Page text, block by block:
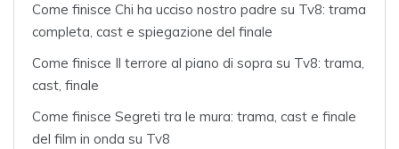
Come finisce Chi ha ucciso nostro padre su Tv8: trama
completa, cast e spiegazione del finale
Come finisce Il terrore al piano di sopra su Tv8: trama,
cast, finale
Come finisce Segreti tra le mura: trama, cast e finale
del film in onda su Tv8